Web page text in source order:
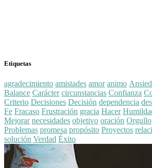
Etiquetas
agradecimiento amistades amor animo
Balance Carácter circunstancias Confianza
Criterio Decisiones Decisión dependencia
Fe Fracaso Frustración gracia Hacer
Mejorar necesidades objetivo oración Orgullo
Problemas promesa propósito Proyectos
solución Verdad Éxito